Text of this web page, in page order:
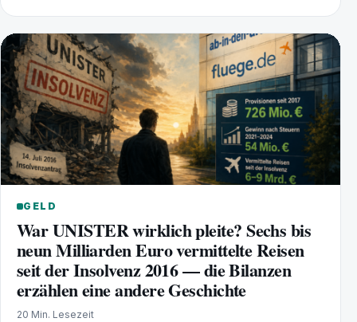
GELD
War UNISTER wirklich pleite? Sechs bis
neun Milliarden Euro vermittelte Reisen
seit der Insolvenz 2016 — die Bilanzen
erzählen eine andere Geschichte
20 Min. Lesezeit